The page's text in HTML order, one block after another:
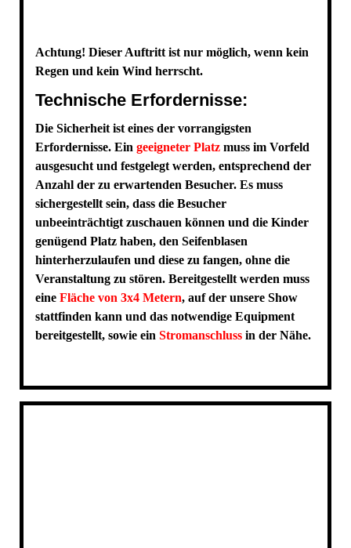
Achtung! Dieser Auftritt ist nur möglich, wenn kein
Regen und kein Wind herrscht.
Technische Erfordernisse:
Die Sicherheit ist eines der vorrangigsten
Erfordernisse. Ein geeigneter Platzmuss im Vorfeld
ausgesucht und festgelegt werden, entsprechend der
Anzahl der zu erwartenden Besucher. Es muss
sichergestellt sein, dass die Besucher
unbeeinträchtigt zuschauen können und die Kinder
genügend Platz haben, den Seifenblasen
hinterherzulaufen und diese zu fangen, ohne die
Veranstaltung zu stören. Bereitgestellt werden muss
eine Fläche von 3x4 Metern, auf der unsere Show
stattfinden kann und das notwendige Equipment
bereitgestellt, sowie ein Stromanschlussin der Nähe.